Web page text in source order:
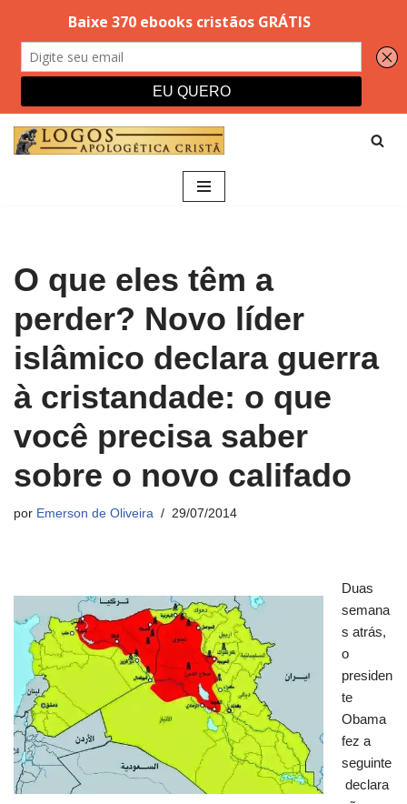
O que eles têm a
perder? Novo líder
islâmico declara guerra
à cristandade: o que
você precisa saber
sobre o novo califado
por Emerson de Oliveira 29/07/2014
Duas
semana
s atrás,
o
presiden
te
Obama
fez a
seguinte
declara